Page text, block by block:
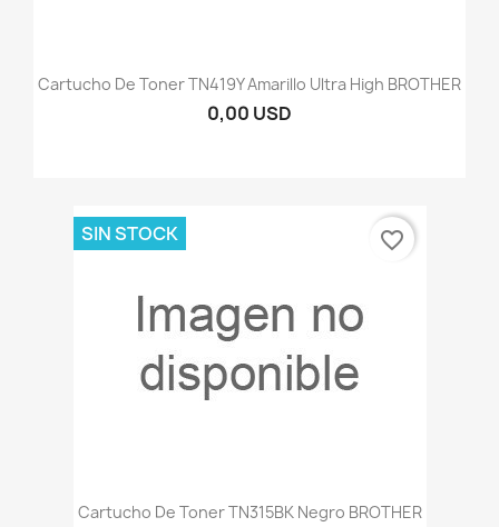
Cartucho De Toner TN419Y Amarillo Ultra High BROTHER
0,00 USD
Cartucho De Toner TN315BK Negro BROTHER
SIN STOCK favorite_border